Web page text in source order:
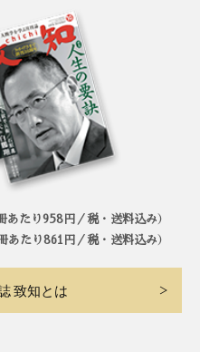
たり958円／税・送料込み）
たり861円／税・送料込み）
致知とは